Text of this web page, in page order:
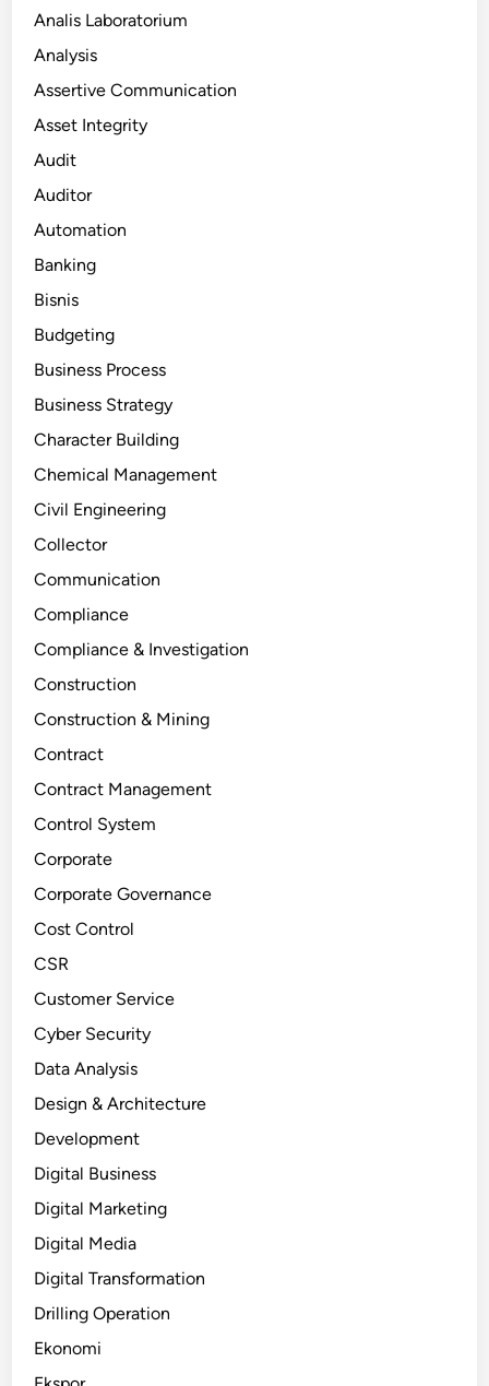
Analis Laboratorium
Analysis
Assertive Communication
Asset Integrity
Audit
Auditor
Automation
Banking
Bisnis
Budgeting
Business Process
Business Strategy
Character Building
Chemical Management
Civil Engineering
Collector
Communication
Compliance
Compliance & Investigation
Construction
Construction & Mining
Contract
Contract Management
Control System
Corporate
Corporate Governance
Cost Control
CSR
Customer Service
Cyber Security
Data Analysis
Design & Architecture
Development
Digital Business
Digital Marketing
Digital Media
Digital Transformation
Drilling Operation
Ekonomi